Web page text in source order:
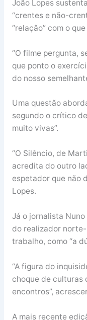
João Lopes
“crentes e não-
“relação” com o
“O filme pergunta,
que ponto o
do nosso
Uma questão
segundo o crítico
muito vivas”.
“O Silêncio, de
acredita do outro
espetador que não
Lopes.
Já o jornalista
do realizador
trabalho, como “a
“A figura do
choque de culturas
encontros”,
A mais recente